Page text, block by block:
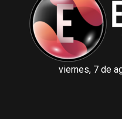
viernes, 7 de